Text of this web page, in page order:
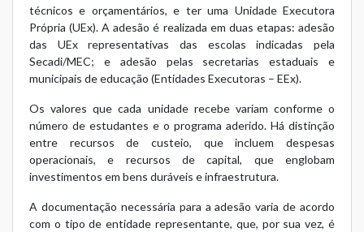
técnicos e orçamentários, e ter uma Unidade Executora
Própria (UEx). A adesão é realizada em duas etapas: adesão
das UEx representativas das escolas indicadas pela
Secadi/MEC; e adesão pelas secretarias estaduais e
municipais de educação (Entidades Executoras – EEx).
Os valores que cada unidade recebe variam conforme o
número de estudantes e o programa aderido. Há distinção
entre recursos de custeio, que incluem despesas
operacionais, e recursos de capital, que englobam
investimentos em bens duráveis e infraestrutura.
A documentação necessária para a adesão varia de acordo
com o tipo de entidade representante, que, por sua vez, é